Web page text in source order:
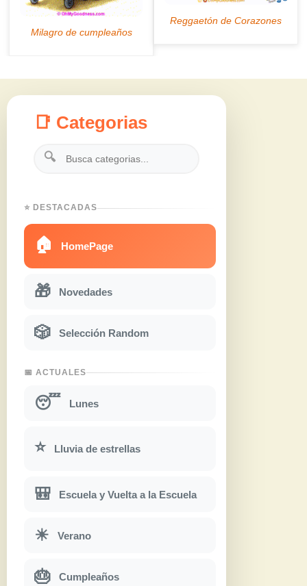
📑 Categorias
🔍
⭐ DESTACADAS
🏠 HomePage
🎁 Novedades
🎲 Selección Random
📅 ACTUALES
😴 Lunes
⭐ Lluvia de estrellas
🎒 Escuela y Vuelta a la Escuela
☀ Verano
🎂 Cumpleaños